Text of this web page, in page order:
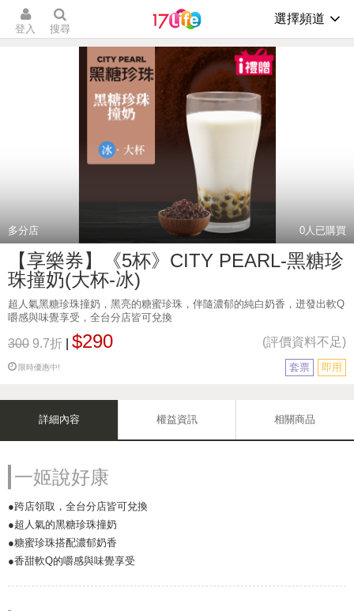
登入 搜尋
選擇頻道
多分店 0人已購買
【享樂券】《5杯》CITY PEARL-黑糖珍
珠撞奶(大杯-冰)
超人氣黑糖珍珠撞奶，黑亮的糖蜜珍珠，伴隨濃郁的純白奶香，迸發出軟Q
嚼感與味覺享受，全台分店皆可兌換
300 9.7折 $290 (評價資料不足)
限時優惠中! 即用
套票
詳細內容 權益資訊 相關商品
一姬說好康
●跨店領取，全台分店皆可兌換
●超人氣的黑糖珍珠撞奶
●糖蜜珍珠搭配濃郁奶香
●香甜軟Q的嚼感與味覺享受